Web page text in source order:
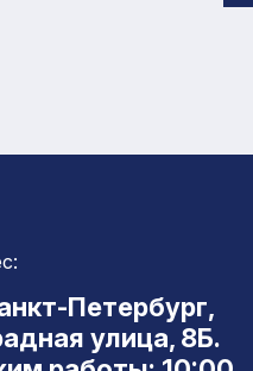
Петербург,
улица, 8Б.